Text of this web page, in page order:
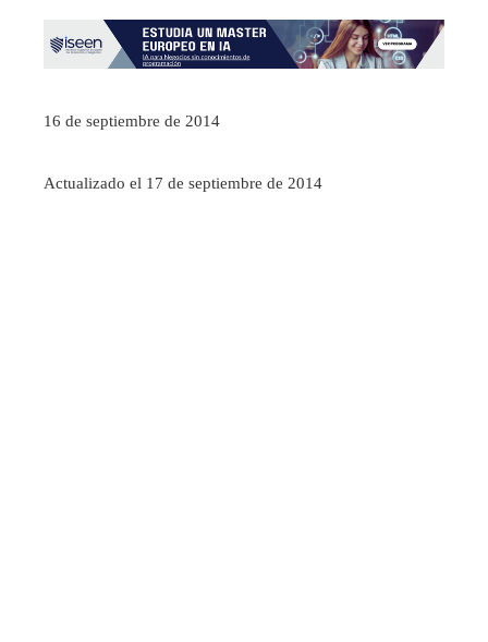
16 de septiembre de 2014
Actualizado el 17 de septiembre de 2014